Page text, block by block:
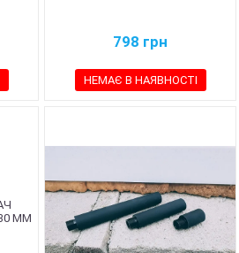
798 грн
НЕМАЄ В НАЯВНОСТІ